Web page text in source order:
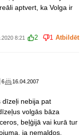
aptvert, ka Volga ir
8:21 2 1 Atbildēt
6 16.04.2007
dīzeļi nebija pat
volgās bāza
beļģijā vai kurā tur
ja nemaldos.